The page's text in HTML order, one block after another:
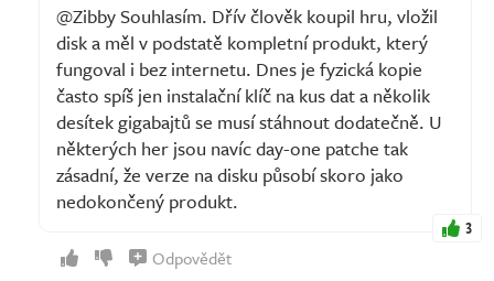
@Zibby Souhlasím. Dřív člověk koupil hru, vložil
disk a měl v podstatě kompletní produkt, který
fungoval i bez internetu. Dnes je fyzická kopie
často spíš jen instalační klíč na kus dat a několik
desítek gigabajtů se musí stáhnout dodatečně. U
některých her jsou navíc day-one patche tak
zásadní, že verze na disku působí skoro jako
nedokončený produkt.
3
Odpovědět